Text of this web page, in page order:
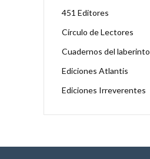
451 Editores
Círculo de Lectores
Cuadernos del laberinto
Ediciones Atlantis
Ediciones Irreverentes